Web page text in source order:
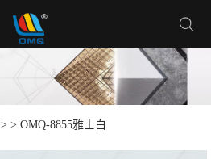
> > OMQ-8855雅士白